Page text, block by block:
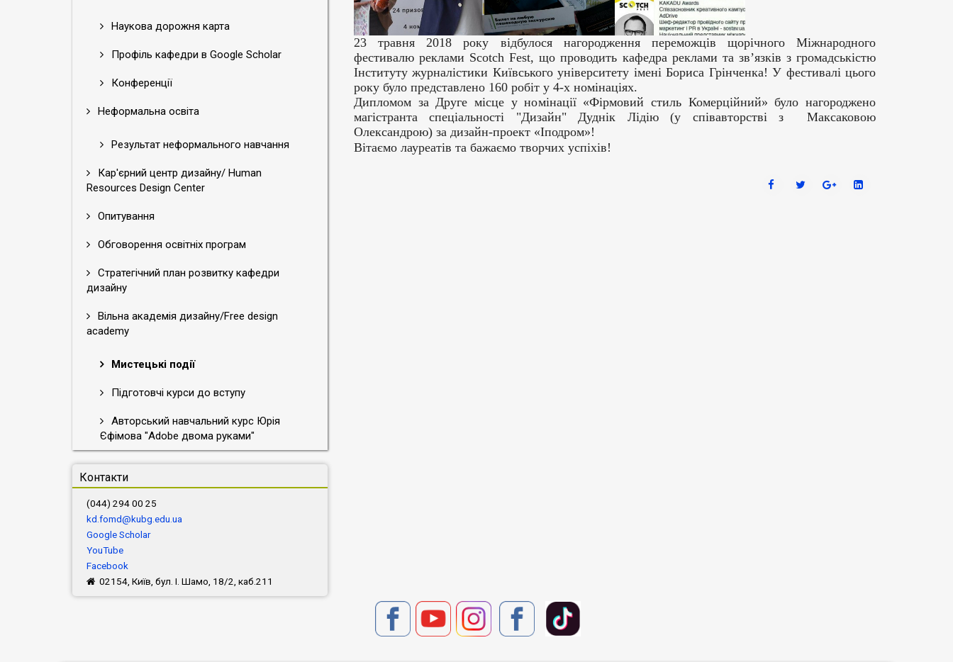
Наукова дорожня карта
Профіль кафедри в Google Scholar
Конференції
Неформальна освіта
Результат неформального навчання
Кар'єрний центр дизайну/ Human
Resources Design Center
Опитування
Обговорення освітніх програм
Стратегічний план розвитку кафедри
дизайну
Вільна академія дизайну/Free design
academy
Мистецькі події
Підготовчі курси до вступу
Авторський навчальний курс Юрія
Єфімова "Adobe двома руками"
Контакти
(044) 294 00 25
kd.fomd@kubg.edu.ua
Google Scholar
YouTube
Facebook
02154, Київ, бул. І. Шамо, 18/2, каб.211
23 травня 2018 року відбулося нагородження переможців щорічного Міжнародного
фестивалю реклами Scotch Fest, що проводить кафедра реклами та зв’язків з громадськістю
Інституту журналістики Київського університету імені Бориса Грінченка! У фестивалі цього
року було представлено 160 робіт у 4-х номінаціях.
Дипломом за Друге місце у номінації «Фірмовий стиль Комерційний» було нагороджено
магістранта спеціальності "Дизайн"Дуднік Лідію (у співавторстві з Максаковою
Олександрою) за дизайн-проект «Іподром»!
Вітаємо лауреатів та бажаємо творчих успіхів!